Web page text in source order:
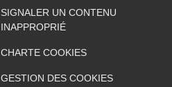
SIGNALER UN CONTENU
INAPPROPRIÉ
CHARTE COOKIES
GESTION DES COOKIES